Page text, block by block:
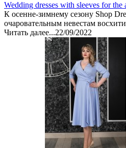
Wedding dresses with sleeves for the
К осенне-зимнему сезону Shop
очаровательным невестам
Читать далее...22/09/2022